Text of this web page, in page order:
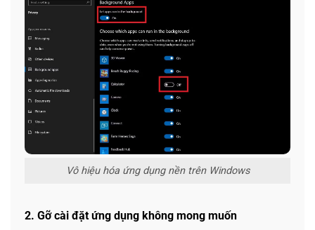
Vô hiệu hóa ứng dụng nền trên Windows
2. Gỡ cài đặt ứng dụng không mong muốn